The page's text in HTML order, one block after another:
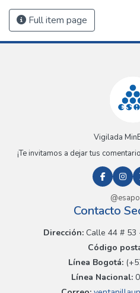
Full item page
Vigilada
¡Te invitamos a dejar tus
Contacto
Dirección:Calle 44 # 53
Código
Línea Bogotá:
Línea Nacional: